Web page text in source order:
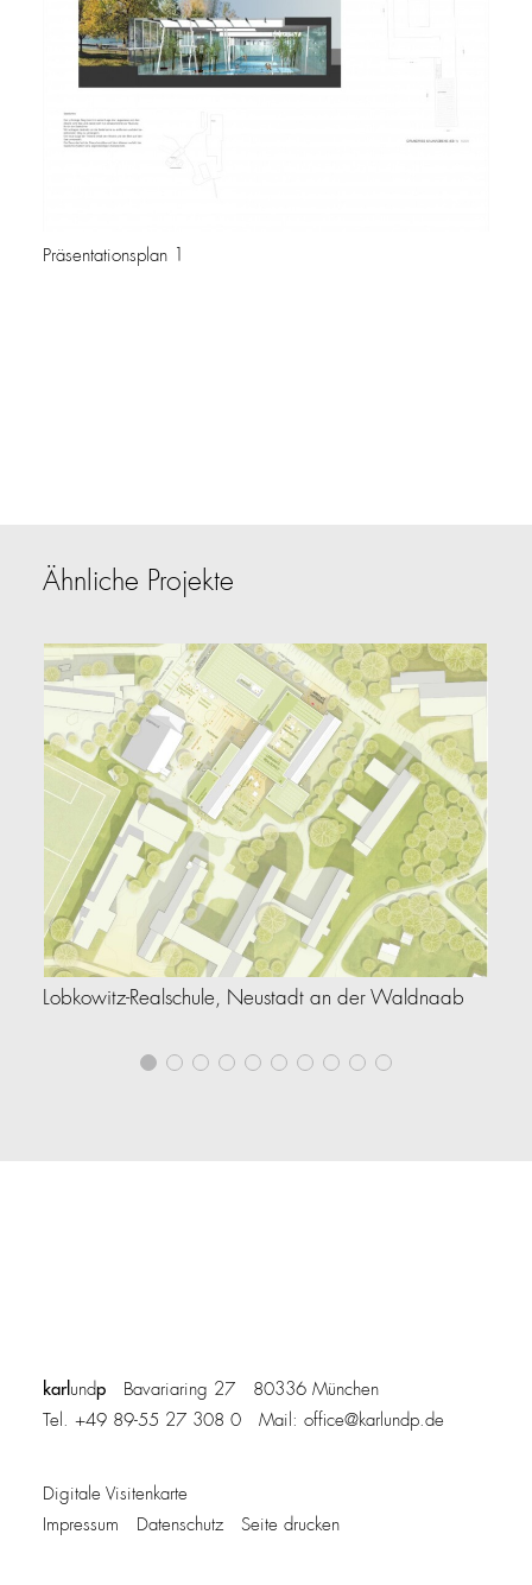
Präsentationsplan 1
Ähnliche Projekte
Lobkowitz-Realschule, Neustadt an der Waldnaab
karl undp Bavariaring 27 80336 München
Tel. +49 89-55 27 308 0 Mail: office@karlundp.de
Digitale Visitenkarte
Impressum
Datenschutz Seite drucken